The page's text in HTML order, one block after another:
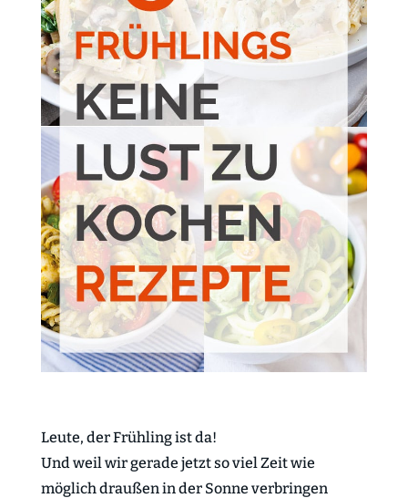
Leute, der Frühling ist da!
Und weil wir gerade jetzt so viel Zeit wie
möglich draußen in der Sonne verbringen